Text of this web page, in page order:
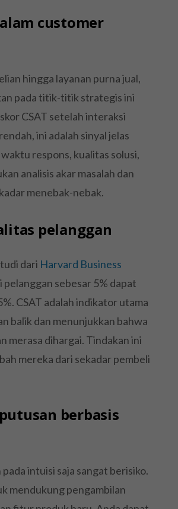
customer
hingga layanan purna jual,
pada titik-titik strategis ini
CSAT setelah interaksi
ini adalah sinyal jelas
respons, kualitas solusi,
analisis akar masalah dan
menebak-nebak.
pelanggan
dari Harvard Business
sebesar 5% dapat
CSAT adalah indikator utama
balik dan menunjukkan bahwa
merasa dihargai. Tindakan ini
mereka dari sekadar pembeli
berbasis
intuisi saja sangat berisiko.
mendukung pengambilan